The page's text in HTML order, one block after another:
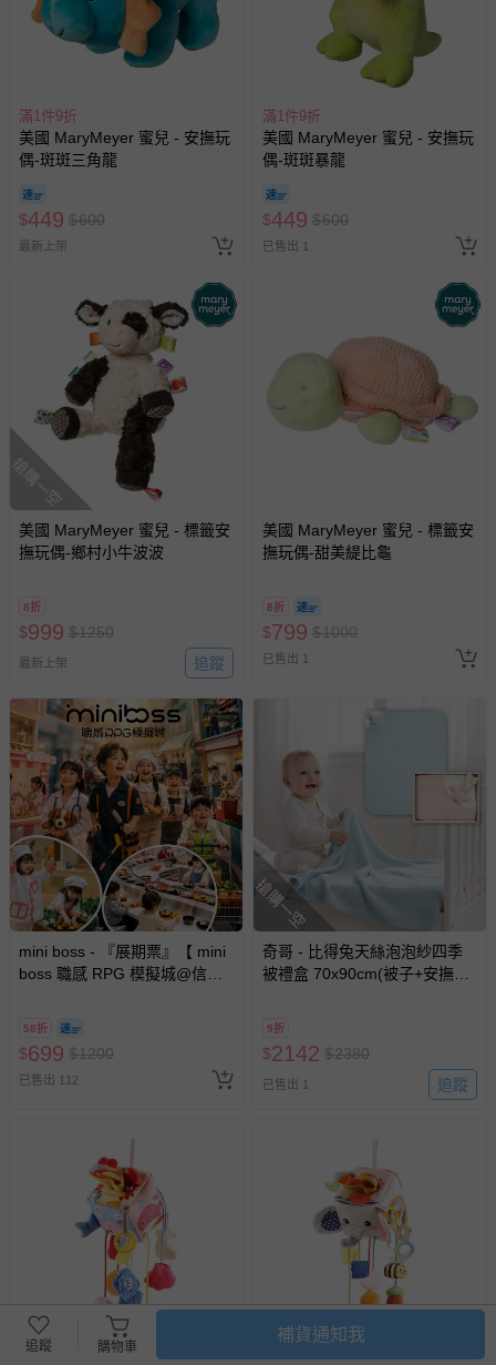
滿1件9折
美國 MaryMeyer 蜜兒 - 安撫玩
偶-斑斑三角龍
$449 $600
最新上架
滿1件9折
美國 MaryMeyer 蜜兒 - 安撫玩
偶-斑斑暴龍
$449 $600
已售出 1
搶購一空
美國 MaryMeyer 蜜兒 - 標籤安
撫玩偶-鄉村小牛波波
8折
$999 $1250
最新上架 追蹤
美國 MaryMeyer 蜜兒 - 標籤安
撫玩偶-甜美緹比龜
8折
$799 $1000
已售出 1
mini boss - 『展期票』【 mini
boss 職感 RPG 模擬城@信義
期作廢) (兒童票(2歲以上)贈一
名陪伴成人)
58折
$699 $1200
已售出 112
搶購一空
奇哥 - 比得兔天絲泡泡紗四季
被禮盒 70x90cm(被子+安撫玩
9折
$2142 $2380
已售出 1 追蹤
追蹤 購物車
補貨通知我